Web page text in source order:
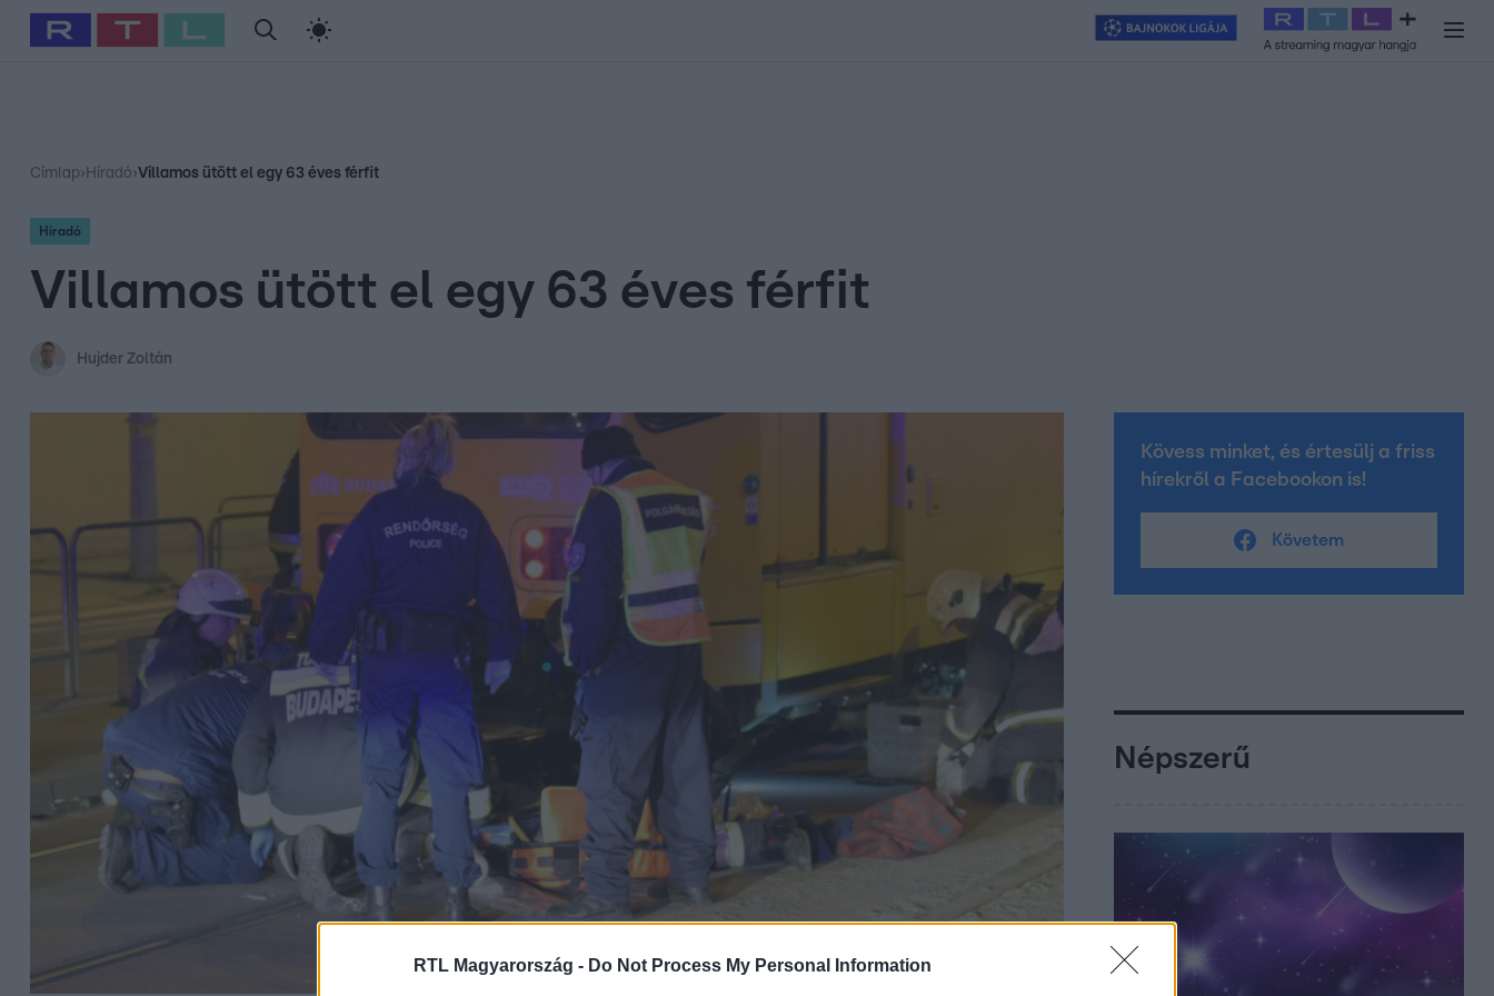
RTL Magyarország - Do Not Process My Personal Information
Babits Marcella Szellő István Most Wanted Exek csatája 2026 Celeb vagyok, ments ki innen
Címlap› Híradó›Villamos ütött el egy 63 éves férfit
Híradó
Villamos ütött el egy 63 éves férfit
Hujder Zoltán
Kövess minket, és értesülj a friss
hírekről a Facebookon is!
Követem
Népszerű